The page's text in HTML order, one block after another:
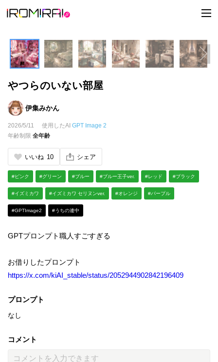
t
o
l
e
n
a
v
やつらのいない部屋
伊集みかん
2026/5/11 使用したAI GPT Image 2
年齢制限 全年齢
いいね 10 シェア
#ピンク #グリーン #ブルー #ブルー王子ver. #レッド #ブラック
#イズミカワ #イズミカワ セリヌンver. #オレンジ #パープル
#GPTImage2 #うちの連中
GPTプロンプト職人すごすぎる
お借りしたプロンプト
https://x.com/kiAI_stable/status/2052944902842196409
プロンプト
なし
コメント